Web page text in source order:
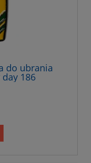
do ubrania
186